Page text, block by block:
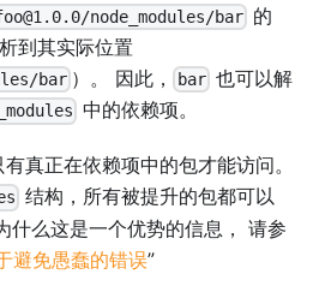
node_modules/bar 的
到其实际位置
bar ）。 因此， bar也可以解
中的依赖项。
真正在依赖项中的包才能访问。
结构，所有被提升的包都可以
什么这是一个优势的信息， 请参
避免愚蠢的错误”